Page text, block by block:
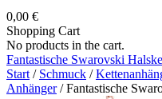
0,00 €
Shopping Cart
No products in the cart.
Fantastische Swarovski
Start / Schmuck /
Anhänger/ Fantastische